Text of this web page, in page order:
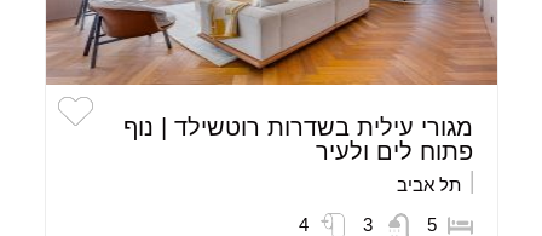
מגורי עילית בשדרות רוטשילד | נוף
פתוח לים ולעיר
תל אביב
5
3
4